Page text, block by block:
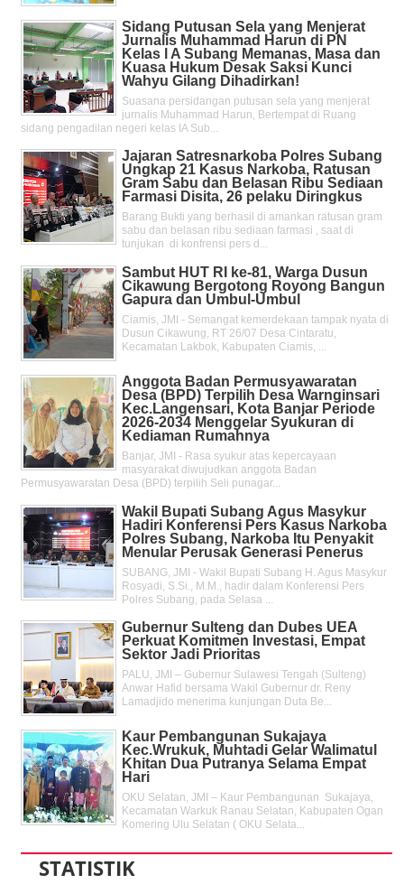
Sidang Putusan Sela yang Menjerat
Jurnalis Muhammad Harun di PN
Kelas l A Subang Memanas, Masa dan
Kuasa Hukum Desak Saksi Kunci
Wahyu Gilang Dihadirkan!
Suasana persidangan putusan sela yang menjerat
jurnalis Muhammad Harun, Bertempat di Ruang
sidang pengadilan negeri kelas IA Sub...
Jajaran Satresnarkoba Polres Subang
Ungkap 21 Kasus Narkoba, Ratusan
Gram Sabu dan Belasan Ribu Sediaan
Farmasi Disita, 26 pelaku Diringkus
Barang Bukti yang berhasil di amankan ratusan gram
sabu dan belasan ribu sediaan farmasi , saat di
tunjukan di konfrensi pers d...
Sambut HUT RI ke-81, Warga Dusun
Cikawung Bergotong Royong Bangun
Gapura dan Umbul-Umbul
Ciamis, JMI - Semangat kemerdekaan tampak nyata di
Dusun Cikawung, RT 26/07 Desa Cintaratu,
Kecamatan Lakbok, Kabupaten Ciamis, ...
Anggota Badan Permusyawaratan
Desa (BPD) Terpilih Desa Warnginsari
Kec.Langensari, Kota Banjar Periode
2026-2034 Menggelar Syukuran di
Kediaman Rumahnya
Banjar, JMI - Rasa syukur atas kepercayaan
masyarakat diwujudkan anggota Badan
Permusyawaratan Desa (BPD) terpilih Seli punagar...
Wakil Bupati Subang Agus Masykur
Hadiri Konferensi Pers Kasus Narkoba
Polres Subang, Narkoba Itu Penyakit
Menular Perusak Generasi Penerus
SUBANG, JMI - Wakil Bupati Subang H. Agus Masykur
Rosyadi, S.Si., M.M., hadir dalam Konferensi Pers
Polres Subang, pada Selasa ...
Gubernur Sulteng dan Dubes UEA
Perkuat Komitmen Investasi, Empat
Sektor Jadi Prioritas
PALU, JMI – Gubernur Sulawesi Tengah (Sulteng)
Anwar Hafid bersama Wakil Gubernur dr. Reny
Lamadjido menerima kunjungan Duta Be...
Kaur Pembangunan Sukajaya
Kec.Wrukuk, Muhtadi Gelar Walimatul
Khitan Dua Putranya Selama Empat
Hari
OKU Selatan, JMI – Kaur Pembangunan Sukajaya,
Kecamatan Warkuk Ranau Selatan, Kabupaten Ogan
Komering Ulu Selatan ( OKU Selata...
STATISTIK